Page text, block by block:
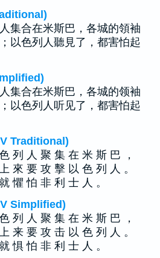
集合在米斯巴，各城的領袖
以色列人聽見了，都害怕起
集合在米斯巴，各城的领袖
以色列人听见了，都害怕起
Traditional)
列 人 聚 集 在 米 斯 巴 ，
來 要 攻 擊 以 色 列 人 。
懼 怕 非 利 士 人 。
Simplified)
列 人 聚 集 在 米 斯 巴 ，
来 要 攻 击 以 色 列 人 。
惧 怕 非 利 士 人 。